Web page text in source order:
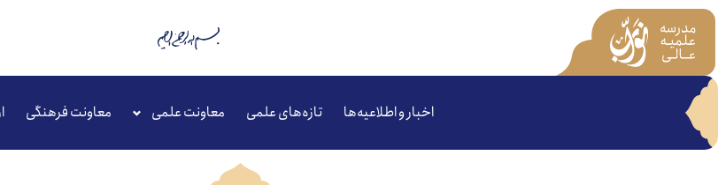
اخبار و اطلاعیه‌ها تازه‌های علمی معاونت علمی معاونت فرهنگی